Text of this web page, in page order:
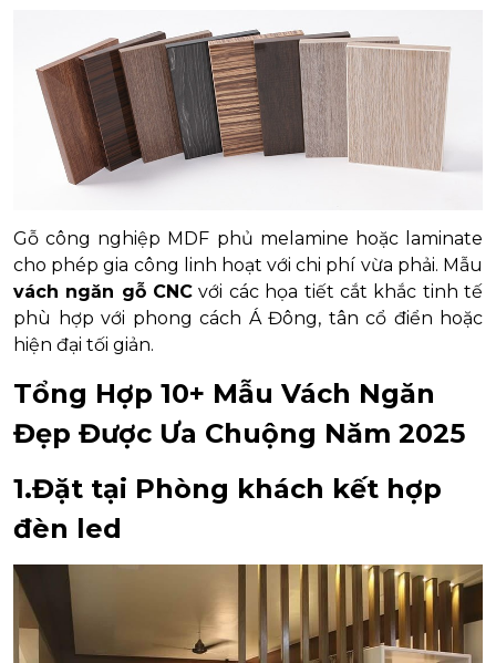
Gỗ công nghiệp MDF phủ melamine hoặc laminate
cho phép gia công linh hoạt với chi phí vừa phải. Mẫu
vách ngăn gỗ CNC với các họa tiết cắt khắc tinh tế
phù hợp với phong cách Á Đông, tân cổ điển hoặc
hiện đại tối giản.
Tổng Hợp 10+ Mẫu Vách Ngăn
Đẹp Được Ưa Chuộng Năm 2025
1.Đặt tại Phòng khách kết hợp
đèn led